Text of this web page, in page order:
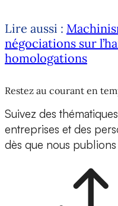
Lire aussi :
négociations sur
homologations
Restez au courant en
Suivez des
entreprises et des
dès que nous